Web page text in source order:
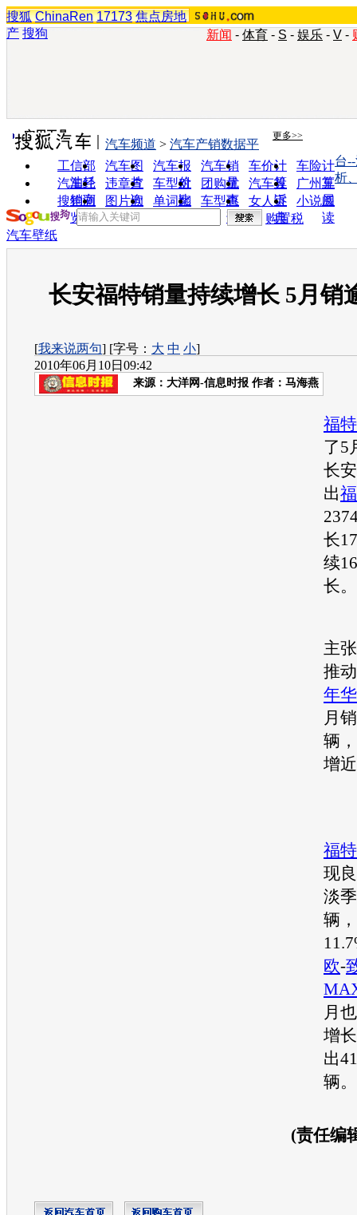
搜狐 ChinaRen 17173 焦点房地
产 搜狗 新闻 - 体育 - S - 娱乐 - V -
实用工具 更多>>
工信部
油耗
汽车图
片
汽车报
价
汽车销
量
车价计
算
车险计
算
汽车经
销商
违章查
询
车型对
比
团购优
惠
汽车投
诉
广州车
展
搜狗浏
览器
图片欣
赏
单词翻
车型查
询
女人宝
典
小说阅
读
汽车频道 > 汽车产销数据平
台
析
购置税
汽车壁纸
长安福特销量持续增长 5月销
[我来说两句] [字号： 大 中 小]
2010年06月10日09:42
来源： 大洋网-信息时报 作者：马海燕
福特
了5
长
出
长
续
主
推
年华
月
辆
增
福
现
淡
辆
欧-
月
增
出
辆。
(责任编